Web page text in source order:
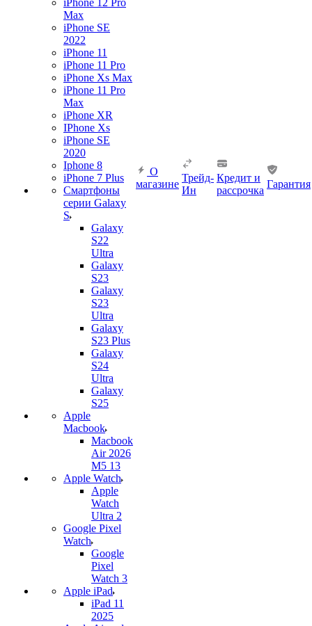
iPhone 12 Pro
Max
iPhone SE
2022
iPhone 11
iPhone 11 Pro
iPhone Xs Max
iPhone 11 Pro
Max
iPhone XR
IPhone Xs
iPhone SE
2020
Iphone 8
iPhone 7 Plus
Смартфоны
серии Galaxy
S
Galaxy
S22
Ultra
Galaxy
S23
Galaxy
S23
Ultra
Galaxy
S23 Plus
Galaxy
S24
Ultra
Galaxy
S25
Apple
Macbook
Macbook
Air 2026
M5 13
Apple Watch
Apple
Watch
Ultra 2
Google Pixel
Watch
Google
Pixel
Watch 3
Apple iPad
iPad 11
2025
О
магазине
Трейд-
Ин
Кредит и
рассрочка
Гарантия